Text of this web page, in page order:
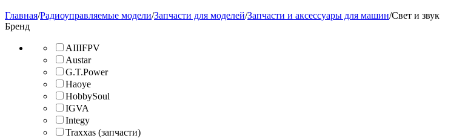
Главная/Радиоуправляемые модели/Запчасти для моделей/Запчасти и аксессуары для машин/Свет и звук
Бренд
AIIIFPV
Austar
G.T.Power
Haoye
HobbySoul
IGVA
Integy
Traxxas (запчасти)